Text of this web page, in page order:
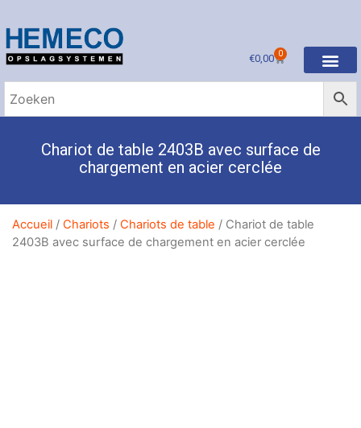
€0,00 0
Chariot de table 2403B avec surface de
chargement en acier cerclée
Accueil / Chariots / Chariots de table / Chariot de table
2403B avec surface de chargement en acier cerclée